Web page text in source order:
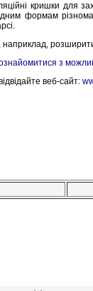
кришки для
формам
наприклад,
з
веб-сайт: